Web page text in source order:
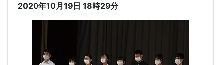
2020年10月19日 18時29分